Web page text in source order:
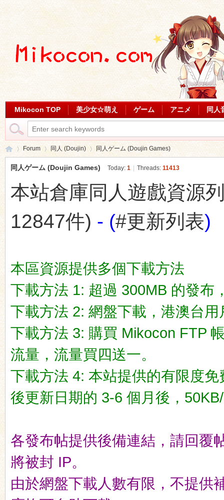
Mikocon TOP 美少女☆萌え ゲーム アニメ 同人
»
Forum
›
同人 (Doujin) 同人ゲーム (Doujin Games)
同人ゲーム (Doujin Games) Today: 1 Threads: 11413
本站倉庫同人遊戲資源
12847件) - (#更新列表)
本區資源提供多個下載方法
下載方法 1: 超過 300MB 的發布
下載方法 2: 網盤下載，港澳台
下載方法 3: 購買 Mikocon FTP
流量，流量買四送一。
下載方法 4: 本站提供的有限度
後更新日期的 3-6 個月後，
各發布帖提供後備連結，請回覆
將被封 IP。
由於網盤下載人數有限，不提供